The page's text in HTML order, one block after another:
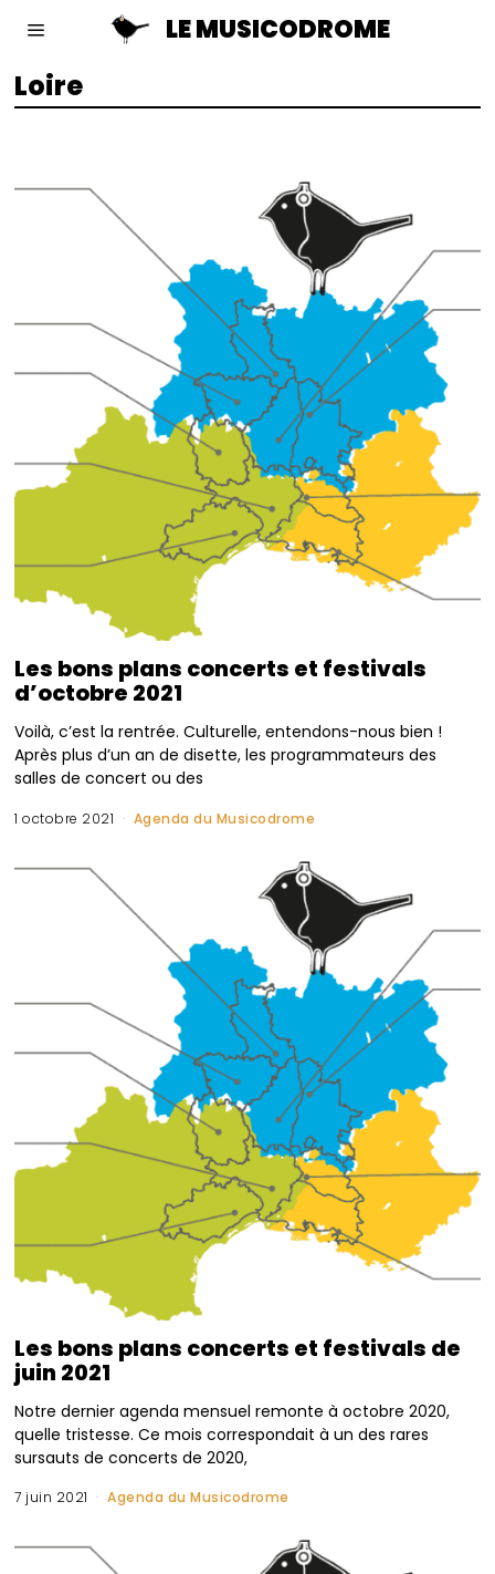
LE MUSICODROME
Loire
Les bons plans concerts et festivals
d’octobre 2021
Voilà, c’est la rentrée. Culturelle, entendons-nous bien !
Après plus d’un an de disette, les programmateurs des
salles de concert ou des
1 octobre 2021 Agenda du Musicodrome
Les bons plans concerts et festivals de
juin 2021
Notre dernier agenda mensuel remonte à octobre 2020,
quelle tristesse. Ce mois correspondait à un des rares
sursauts de concerts de 2020,
7 juin 2021 Agenda du Musicodrome